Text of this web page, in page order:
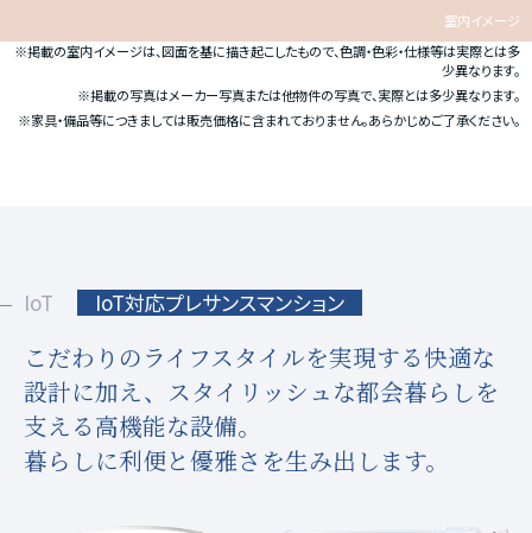
室内イメージ
※掲載の室内イメージは、図面を基に描き起こしたもので、色調・色彩・仕様等は実際とは多
少異なります。
※掲載の写真はメーカー写真または他物件の写真で、実際とは多少異なります。
※家具・備品等につきましては販売価格に含まれておりません。あらかじめご了承ください。
IoT IoT対応プレサンスマンション
こだわりのライフスタイルを実現する快適な
設計に加え、 スタイリッシュな都会暮らしを
支える高機能な設備。
暮らしに利便と優雅さを生み出します。